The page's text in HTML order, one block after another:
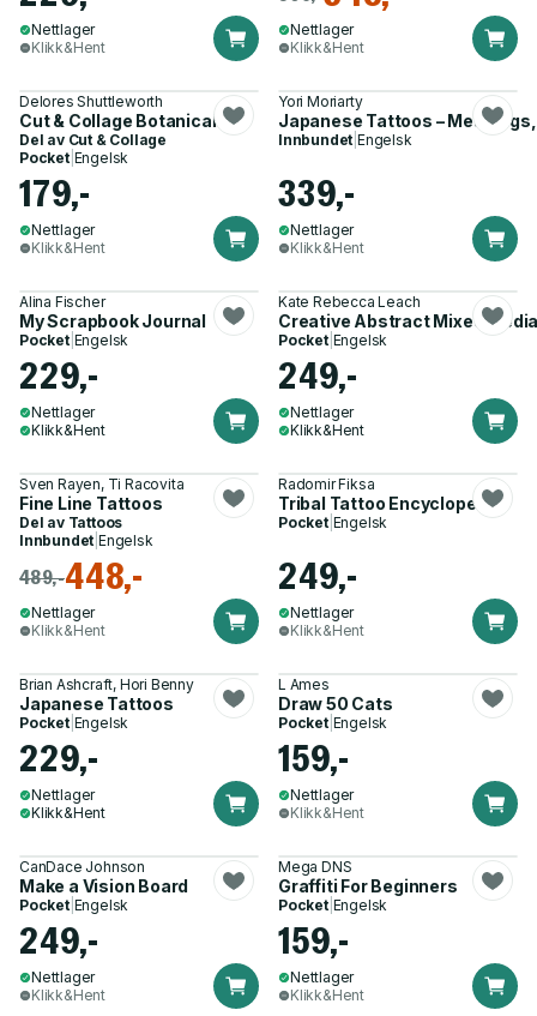
Nettlager
Klikk&Hent
Nettlager
Klikk&Hent
Delores Shuttleworth
Cut & Collage Botanicals
Del av Cut & Collage
Pocket| Engelsk
179,-
Nettlager
Klikk&Hent
Yori Moriarty
Japanese Tattoos –
Innbundet |Engelsk
339,-
Nettlager
Klikk&Hent
Alina Fischer
My Scrapbook Journal
Pocket| Engelsk
229,-
Nettlager
Klikk&Hent
Kate Rebecca Leach
Creative Abstract Mixed
Pocket| Engelsk
249,-
Nettlager
Klikk&Hent
Sven Rayen, Ti Racovita
Fine Line Tattoos
Del av Tattoos
Innbundet |Engelsk
489,-448,-
Nettlager
Klikk&Hent
Radomir Fiksa
Tribal Tattoo Encyclopedia
Pocket| Engelsk
249,-
Nettlager
Klikk&Hent
Brian Ashcraft, Hori Benny
Japanese Tattoos
Pocket| Engelsk
229,-
Nettlager
Klikk&Hent
L Ames
Draw 50 Cats
Pocket| Engelsk
159,-
Nettlager
Klikk&Hent
CanDace Johnson
Make a Vision Board
Pocket| Engelsk
249,-
Nettlager
Klikk&Hent
Mega DNS
Graffiti For Beginners
Pocket| Engelsk
159,-
Nettlager
Klikk&Hent